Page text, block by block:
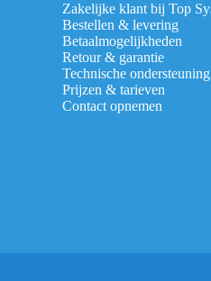
Zakelijke klant bij Top
Bestellen & levering
Betaalmogelijkheden
Retour & garantie
Technische
Prijzen & tarieven
Contact opnemen